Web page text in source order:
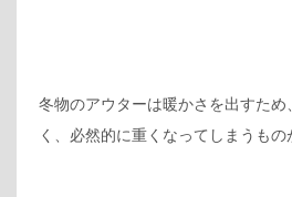
冬物のアウターは暖かさを出すた
く、必然的に重くなってしまうもの